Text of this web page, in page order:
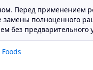
Перед применением
замены полноценного
без предварительного